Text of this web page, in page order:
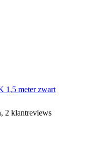
1,5 meter zwart
2 klantreviews